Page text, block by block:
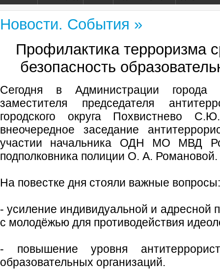
Новости. События »
Профилактика терроризма
безопасность
Сегодня в Администрации города
заместителя председателя
городского округа Похвистнево
внеочередное заседание
участии начальника ОДН МО МВД
подполковника полиции О. А. Романовой.
На повестке дня стояли важные вопросы:
- усиление индивидуальной и адресной
с молодёжью для противодействия
- повышение уровня
образовательных организаций.